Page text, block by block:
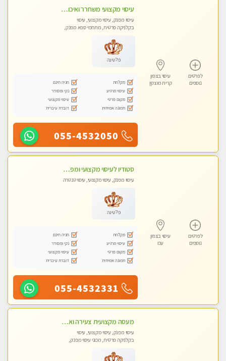
לפרטים
נוספים
עיסוי בצפון
קרית מוצקין
עיסוי מקצועי משחרר ואיכותי והכי טוב בעיר - מרגיע ומפנק
עיסוי מפנק, עיסוי מקצועי, עיסוי
בקלניקה פרטית, מתחמי ספא מפנק,
פלטינה
מקלחת
חניה חינם
עיסוי מרגיע
נקי ומסודר
מקום פרטי
עיסוי מקצועי
תמונה אמיתית
דוברת עיברית
055-4532050
לפרטים
נוספים
עיסוי בצפון
עכו
סטודיו לעיסוי מקצועי ומפנק - מעסה מקצועית אלופה .....
עיסוי מפנק, עיסוי מקצועי, עיסוי טנטרה
פלטינה
מקלחת
חניה חינם
עיסוי מרגיע
נקי ומסודר
מקום פרטי
עיסוי מקצועי
תמונה אמיתית
דוברת עיברית
055-4532331
מעסה מקצועית צעירה ואיכותית לעיסוי מרגיע ומפנק VIP-מומלץ לחלוטין! פרטי! ​​​​​​ Highly recommended
עיסוי מפנק, עיסוי מקצועי, עיסוי
בקלניקה פרטית, מכוני עיסוי מפנק,